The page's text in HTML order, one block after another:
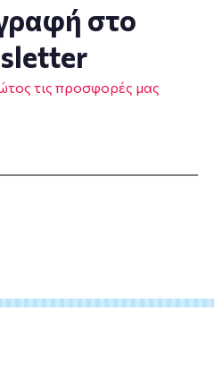
στο
τις προσφορές μας